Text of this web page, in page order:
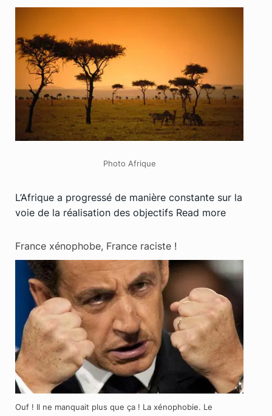
Photo Afrique
L’Afrique a progressé de manière constante sur la
voie de la réalisation des objectifs Read more
France xénophobe, France raciste !
Ouf ! Il ne manquait plus que ça ! La xénophobie. Le